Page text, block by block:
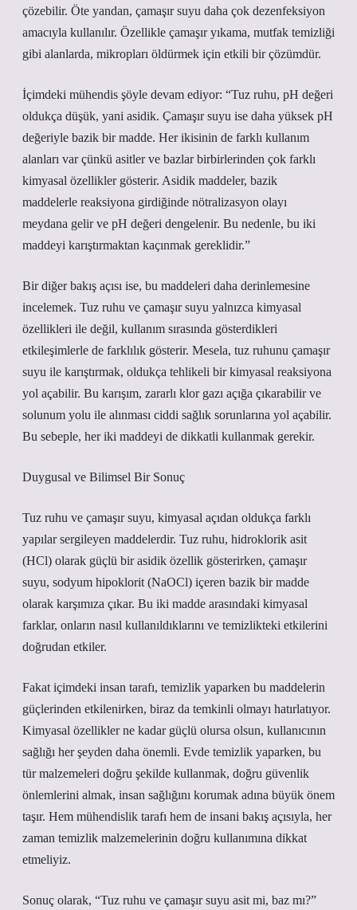
çözebilir. Öte yandan, çamaşır suyu daha çok dezenfeksiyon
amacıyla kullanılır. Özellikle çamaşır yıkama, mutfak temizliği
gibi alanlarda, mikropları öldürmek için etkili bir çözümdür.
İçimdeki mühendis şöyle devam ediyor: “Tuz ruhu, pH değeri
oldukça düşük, yani asidik. Çamaşır suyu ise daha yüksek pH
değeriyle bazik bir madde. Her ikisinin de farklı kullanım
alanları var çünkü asitler ve bazlar birbirlerinden çok farklı
kimyasal özellikler gösterir. Asidik maddeler, bazik
maddelerle reaksiyona girdiğinde nötralizasyon olayı
meydana gelir ve pH değeri dengelenir. Bu nedenle, bu iki
maddeyi karıştırmaktan kaçınmak gereklidir.”
Bir diğer bakış açısı ise, bu maddeleri daha derinlemesine
incelemek. Tuz ruhu ve çamaşır suyu yalnızca kimyasal
özellikleri ile değil, kullanım sırasında gösterdikleri
etkileşimlerle de farklılık gösterir. Mesela, tuz ruhunu çamaşır
suyu ile karıştırmak, oldukça tehlikeli bir kimyasal reaksiyona
yol açabilir. Bu karışım, zararlı klor gazı açığa çıkarabilir ve
solunum yolu ile alınması ciddi sağlık sorunlarına yol açabilir.
Bu sebeple, her iki maddeyi de dikkatli kullanmak gerekir.
Duygusal ve Bilimsel Bir Sonuç
Tuz ruhu ve çamaşır suyu, kimyasal açıdan oldukça farklı
yapılar sergileyen maddelerdir. Tuz ruhu, hidroklorik asit
(HCl) olarak güçlü bir asidik özellik gösterirken, çamaşır
suyu, sodyum hipoklorit (NaOCl) içeren bazik bir madde
olarak karşımıza çıkar. Bu iki madde arasındaki kimyasal
farklar, onların nasıl kullanıldıklarını ve temizlikteki etkilerini
doğrudan etkiler.
Fakat içimdeki insan tarafı, temizlik yaparken bu maddelerin
güçlerinden etkilenirken, biraz da temkinli olmayı hatırlatıyor.
Kimyasal özellikler ne kadar güçlü olursa olsun, kullanıcının
sağlığı her şeyden daha önemli. Evde temizlik yaparken, bu
tür malzemeleri doğru şekilde kullanmak, doğru güvenlik
önlemlerini almak, insan sağlığını korumak adına büyük önem
taşır. Hem mühendislik tarafı hem de insani bakış açısıyla, her
zaman temizlik malzemelerinin doğru kullanımına dikkat
etmeliyiz.
Sonuç olarak, “Tuz ruhu ve çamaşır suyu asit mi, baz mı?”